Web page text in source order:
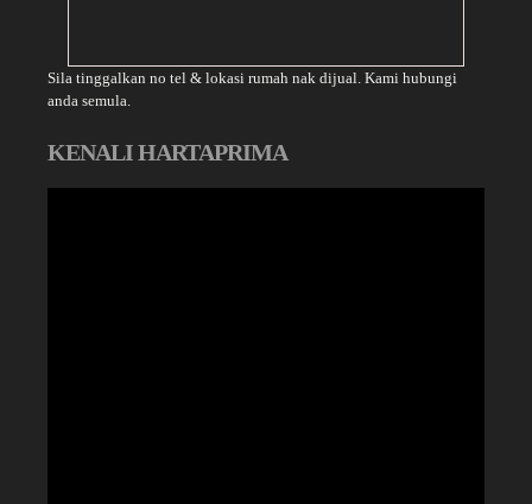
Sila tinggalkan no tel & lokasi rumah nak dijual. Kami hubungi
anda semula.
KENALI HARTAPRIMA